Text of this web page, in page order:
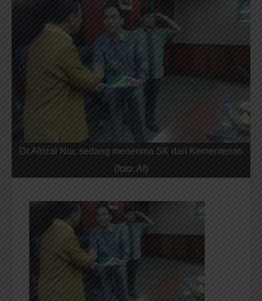
Dr.Afrizal Nur, sedang menerima SK dari Kementerian
(foto: Af)